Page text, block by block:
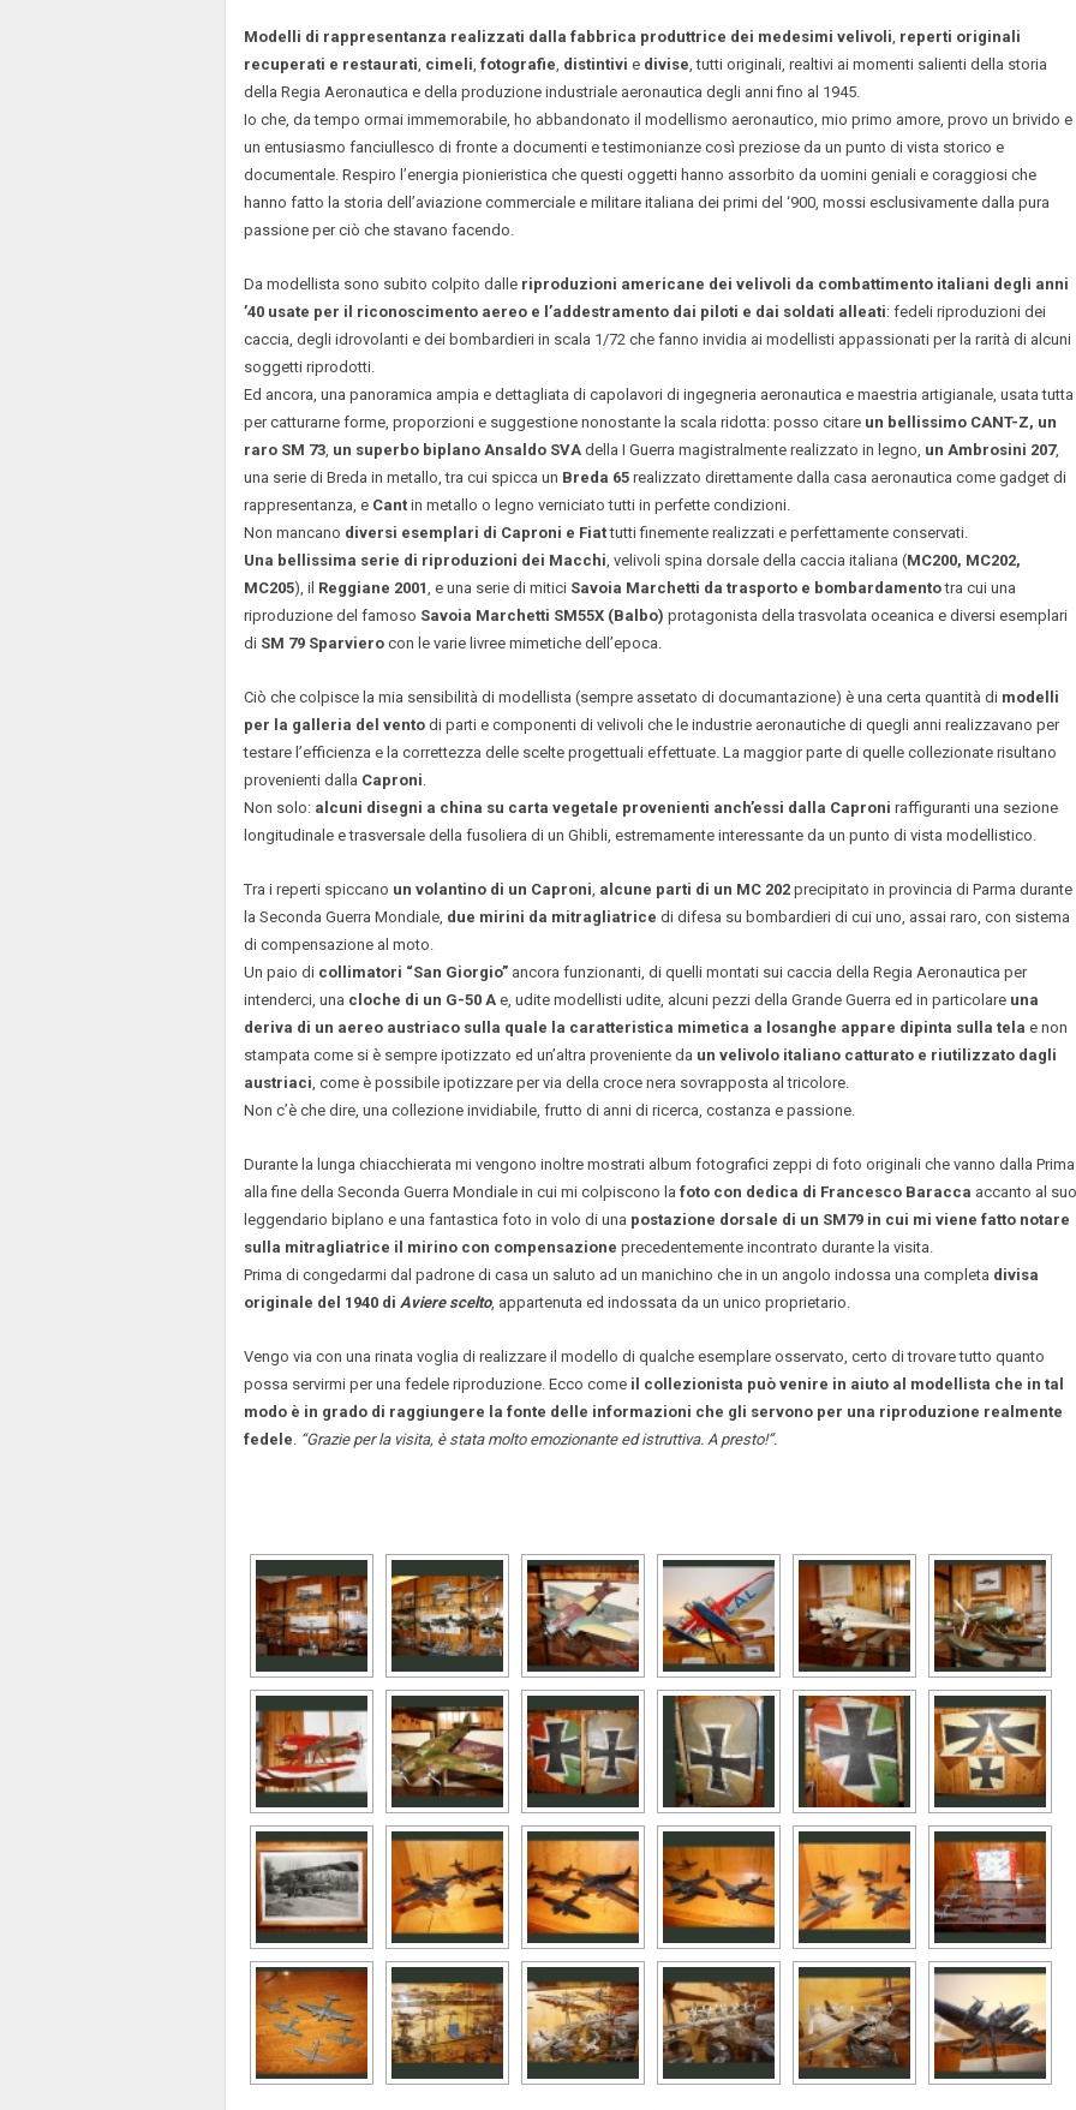
Modelli di rappresentanza realizzati dalla fabbrica produttrice dei medesimi velivoli, reperti originali
recuperati e restaurati, cimeli, fotografie, distintivi e divise, tutti originali, realtivi ai momenti salienti della storia
della Regia Aeronautica e della produzione industriale aeronautica degli anni fino al 1945.
Io che, da tempo ormai immemorabile, ho abbandonato il modellismo aeronautico, mio primo amore, provo un brivido e
un entusiasmo fanciullesco di fronte a documenti e testimonianze così preziose da un punto di vista storico e
documentale. Respiro l’energia pionieristica che questi oggetti hanno assorbito da uomini geniali e coraggiosi che
hanno fatto la storia dell’aviazione commerciale e militare italiana dei primi del ‘900, mossi esclusivamente dalla pura
passione per ciò che stavano facendo.
Da modellista sono subito colpito dalle riproduzioni americane dei velivoli da combattimento italiani degli anni
’40 usate per il riconoscimento aereo e l’addestramento dai piloti e dai soldati alleati: fedeli riproduzioni dei
caccia, degli idrovolanti e dei bombardieri in scala 1/72 che fanno invidia ai modellisti appassionati per la rarità di alcuni
soggetti riprodotti.
Ed ancora, una panoramica ampia e dettagliata di capolavori di ingegneria aeronautica e maestria artigianale, usata tutta
per catturarne forme, proporzioni e suggestione nonostante la scala ridotta: posso citare un bellissimo CANT-Z, un
raro SM 73, un superbo biplano Ansaldo SVA della I Guerra magistralmente realizzato in legno, un Ambrosini 207,
una serie di Breda in metallo, tra cui spicca un Breda 65 realizzato direttamente dalla casa aeronautica come gadget di
rappresentanza, e Cant in metallo o legno verniciato tutti in perfette condizioni.
Non mancano diversi esemplari di Caproni e Fiattutti finemente realizzati e perfettamente conservati.
Una bellissima serie di riproduzioni dei Macchi, velivoli spina dorsale della caccia italiana (MC200, MC202,
MC205), il Reggiane 2001, e una serie di mitici Savoia Marchetti da trasporto e bombardamentotra cui una
riproduzione del famoso Savoia Marchetti SM55X (Balbo) protagonista della trasvolata oceanica e diversi esemplari
di SM 79 Sparviero con le varie livree mimetiche dell’epoca.
Ciò che colpisce la mia sensibilità di modellista (sempre assetato di documantazione) è una certa quantità di modelli
per la galleria del vento di parti e componenti di velivoli che le industrie aeronautiche di quegli anni realizzavano per
testare l’efficienza e la correttezza delle scelte progettuali effettuate. La maggior parte di quelle collezionate risultano
provenienti dalla Caproni.
Non solo: alcuni disegni a china su carta vegetale provenienti anch’essi dalla Caproni raffiguranti una sezione
longitudinale e trasversale della fusoliera di un Ghibli, estremamente interessante da un punto di vista modellistico.
Tra i reperti spiccano un volantino di un Caproni, alcune parti di un MC 202 precipitato in provincia di Parma durante
la Seconda Guerra Mondiale, due mirini da mitragliatrice di difesa su bombardieri di cui uno, assai raro, con sistema
di compensazione al moto.
Un paio di collimatori “San Giorgio” ancora funzionanti, di quelli montati sui caccia della Regia Aeronautica per
intenderci, una cloche di un G-50 A e, udite modellisti udite, alcuni pezzi della Grande Guerra ed in particolare una
deriva di un aereo austriaco sulla quale la caratteristica mimetica a losanghe appare dipinta sulla tela e non
stampata come si è sempre ipotizzato ed un’altra proveniente da un velivolo italiano catturato e riutilizzato dagli
austriaci, come è possibile ipotizzare per via della croce nera sovrapposta al tricolore.
Non c’è che dire, una collezione invidiabile, frutto di anni di ricerca, costanza e passione.
Durante la lunga chiacchierata mi vengono inoltre mostrati album fotografici zeppi di foto originali che vanno dalla Prima
alla fine della Seconda Guerra Mondiale in cui mi colpiscono la foto con dedica di Francesco Baracca accanto al suo
leggendario biplano e una fantastica foto in volo di una postazione dorsale di un SM79 in cui mi viene fatto notare
sulla mitragliatrice il mirino con compensazione precedentemente incontrato durante la visita.
Prima di congedarmi dal padrone di casa un saluto ad un manichino che in un angolo indossa una completa divisa
originale del 1940 di Aviere scelto, appartenuta ed indossata da un unico proprietario.
Vengo via con una rinata voglia di realizzare il modello di qualche esemplare osservato, certo di trovare tutto quanto
possa servirmi per una fedele riproduzione. Ecco come il collezionista può venire in aiuto al modellista che in tal
modo è in grado di raggiungere la fonte delle informazioni che gli servono per una riproduzione realmente
fedele. “Grazie per la visita, è stata molto emozionante ed istruttiva. A presto!”.